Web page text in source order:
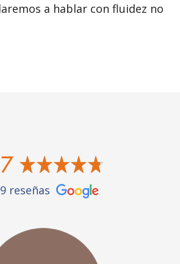
a hablar con fluidez no
reseñas